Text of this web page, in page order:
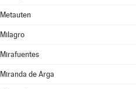
Metauten
Milagro
Mirafuentes
Miranda de Arga